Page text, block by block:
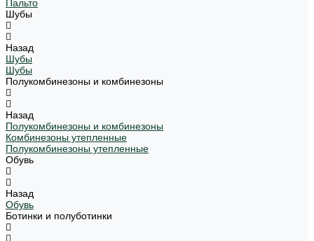
Пальто
Шубы
Назад
Шубы
Шубы
Полукомбинезоны и комбинезоны
Назад
Полукомбинезоны и комбинезоны
Комбинезоны утепленные
Полукомбинезоны утепленные
Обувь
Назад
Обувь
Ботинки и полуботинки